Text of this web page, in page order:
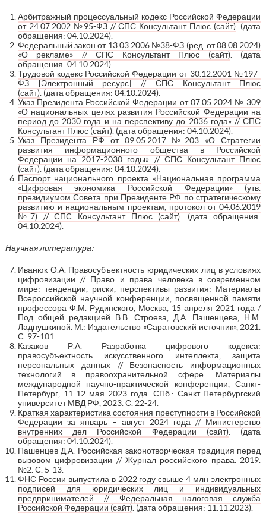
Арбитражный процессуальный кодекс Российской Федерации
от 24.07.2002 №95-ФЗ // СПС Консультант Плюс (сайт) . (дата
обращения: 04.10.2024).
Федеральный закон от 13.03.2006 №38-ФЗ (ред. от 08.08.2024)
«О рекламе» // СПС Консультант Плюс (сайт). (дата
обращения: 04.10.2024).
Трудовой кодекс Российской Федерации от 30.12.2001 №197-
ФЗ [Электронный ресурс] // СПС Консультант Плюс
(сайт). (дата обращения: 04.10.2024).
Указ Президента Российской Федерации от 07.05.2024 № 309
«О национальных целях развития Российской Федерации на
период до 2030 года и на перспективу до 2036 года» // СПС
Консультант Плюс (сайт). (дата обращения: 04.10.2024).
Указ Президента РФ от 09.05.2017 №203 «О Стратегии
развития информационного общества в Российской
Федерации на 2017-2030 годы» // СПС Консультант Плюс
(сайт). (дата обращения: 04.10.2024).
Паспорт национального проекта «Национальная программа
«Цифровая экономика Российской Федерации» (утв.
президиумом Совета при Президенте РФ по стратегическому
развитию и национальным проектам, протокол от 04.06.2019
№7) // СПС Консультант Плюс (сайт) . (дата обращения:
04.10.2024).
Научная литература:
Иванюк О.А. Правосубъектность юридических лиц в условиях
цифровизации // Право и права человека в современном
мире: тенденции, риски, перспективы развития: Материалы
Всероссийской научной конференции, посвященной памяти
профессора Ф.М. Рудинского, Москва, 15 апреля 2021 года /
Под общей редакцией В.В. Строева, Д.А. Пашенцева, Н.М.
Ладнушкиной. М.: Издательство «Саратовский источник», 2021.
С. 97-101.
Казаков Р.А. Разработка цифрового кодекса:
правосубъектность искусственного интеллекта, защита
персональных данных // Безопасность информационных
технологий в правоохранительной сфере: Материалы
международной научно-практической конференции, Санкт-
Петербург, 11-12 мая 2023 года. СПб.: Санкт-Петербургский
университет МВД РФ, 2023. С. 22-24.
Краткая характеристика состояния преступности в Российской
Федерации за январь – август 2024 года // Министерство
внутренних дел Российской Федерации (сайт). (дата
обращения: 04.10.2024).
Пашенцев Д.А. Российская законотворческая традиция перед
вызовом цифровизации // Журнал российского права. 2019.
№2. С. 5-13.
ФНС России выпустила в 2022 году свыше 4 млн электронных
подписей для юридических лиц и индивидуальных
предпринимателей // Федеральная налоговая служба
Российской Федерации (сайт). (дата обращения: 11.11.2023).